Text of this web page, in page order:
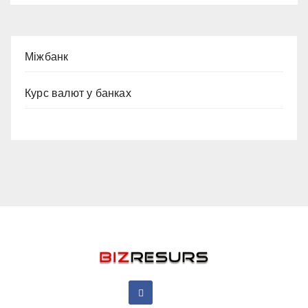
Міжбанк
Курс валют у банках